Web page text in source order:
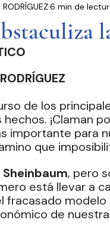
Presidencia
Ciudad de México
Partidos
6 min de
de los
hechos. ¡Claman
importante para
que
, pero
está llevar a
fracasado
de